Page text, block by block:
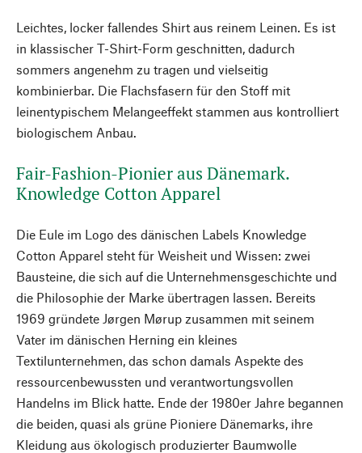
Leichtes, locker fallendes Shirt aus reinem Leinen. Es ist
in klassischer T-Shirt-Form geschnitten, dadurch
sommers angenehm zu tragen und vielseitig
kombinierbar. Die Flachsfasern für den Stoff mit
leinentypischem Melangeeffekt stammen aus kontrolliert
biologischem Anbau.
Fair-Fashion-Pionier aus Dänemark.
Knowledge Cotton Apparel
Die Eule im Logo des dänischen Labels Knowledge
Cotton Apparel steht für Weisheit und Wissen: zwei
Bausteine, die sich auf die Unternehmensgeschichte und
die Philosophie der Marke übertragen lassen. Bereits
1969 gründete Jørgen Mørup zusammen mit seinem
Vater im dänischen Herning ein kleines
Textilunternehmen, das schon damals Aspekte des
ressourcenbewussten und verantwortungsvollen
Handelns im Blick hatte. Ende der 1980er Jahre begannen
die beiden, quasi als grüne Pioniere Dänemarks, ihre
Kleidung aus ökologisch produzierter Baumwolle